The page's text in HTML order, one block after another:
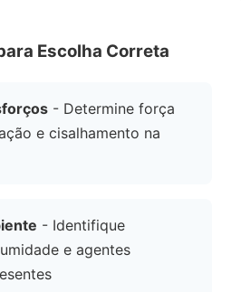
Escolha Correta
- Determine força
e cisalhamento na
- Identifique
e agentes